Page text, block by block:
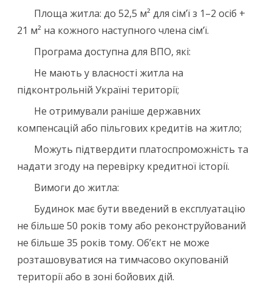
Площа житла: до 52,5 м² для сім’ї з 1–2 осіб +
21 м² на кожного наступного члена сім’ї.
Програма доступна для ВПО, які:
Не мають у власності житла на
підконтрольній Україні території;
Не отримували раніше державних
компенсацій або пільгових кредитів на житло;
Можуть підтвердити платоспроможність та
надати згоду на перевірку кредитної історії.
Вимоги до житла:
Будинок має бути введений в експлуатацію
не більше 50 років тому або реконструйований
не більше 35 років тому. Об’єкт не може
розташовуватися на тимчасово окупованій
території або в зоні бойових дій.